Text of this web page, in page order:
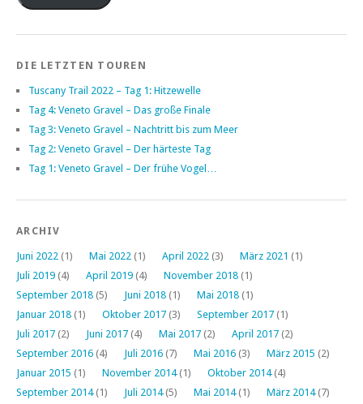
DIE LETZTEN TOUREN
Tuscany Trail 2022 – Tag 1: Hitzewelle
Tag 4: Veneto Gravel – Das große Finale
Tag 3: Veneto Gravel – Nachtritt bis zum Meer
Tag 2: Veneto Gravel – Der härteste Tag
Tag 1: Veneto Gravel – Der frühe Vogel…
ARCHIV
Juni 2022 (1) Mai 2022 (1) April 2022 (3) März 2021 (1)
Juli 2019 (4) April 2019 (4) November 2018 (1)
September 2018 (5) Juni 2018 (1) Mai 2018 (1)
Januar 2018 (1) Oktober 2017 (3) September 2017 (1)
Juli 2017 (2) Juni 2017 (4) Mai 2017 (2) April 2017 (2)
September 2016 (4) Juli 2016 (7) Mai 2016 (3) März 2015 (2)
Januar 2015 (1) November 2014(1) Oktober 2014(4)
September 2014(1) Juli 2014(5) Mai 2014(1) März 2014(7)